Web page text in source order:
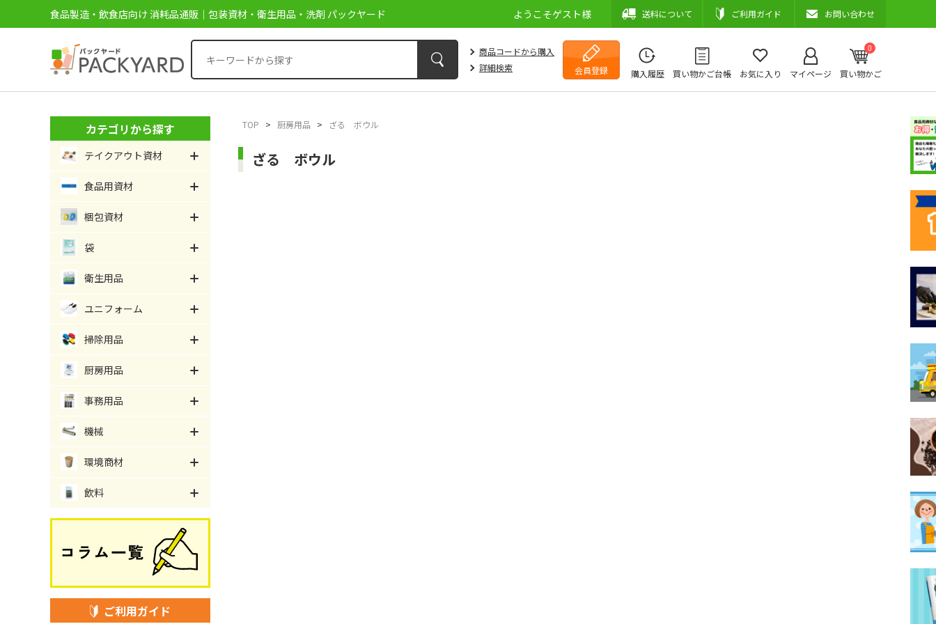
食品製造・飲食店向け 消耗品通販｜包装資材・衛生用品・洗剤 パックヤード ようこそゲスト様 送料について ご利用ガイド お問い合わせ
商品コードから購入
詳細検索
会員登録 購入履歴 買い物かご台帳 お気に入り マイページ
0
買い物かご
TOP > 厨房用品 > ざる ボウル
ざる ボウル
カテゴリから探す
テイクアウト資材
食品用資材
梱包資材
袋
衛生用品
ユニフォーム
掃除用品
厨房用品
事務用品
機械
環境商材
飲料
ご利用ガイド